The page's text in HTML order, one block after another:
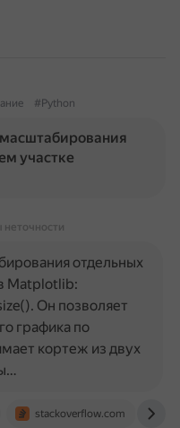
#Python
участке
неточности
stackoverflow.com
отдельных
Matplotlib:
Он позволяет
графика по
кортеж из двух